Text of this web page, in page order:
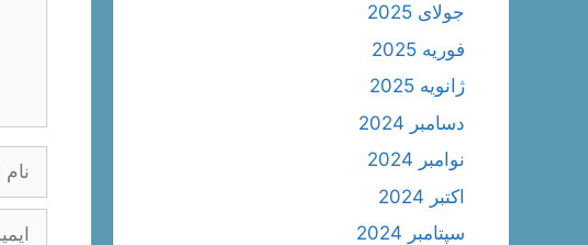
جولای 2025
فوریه 2025
ژانویه 2025
دسامبر 2024
نوامبر 2024
اکتبر 2024
سپتامبر 2024